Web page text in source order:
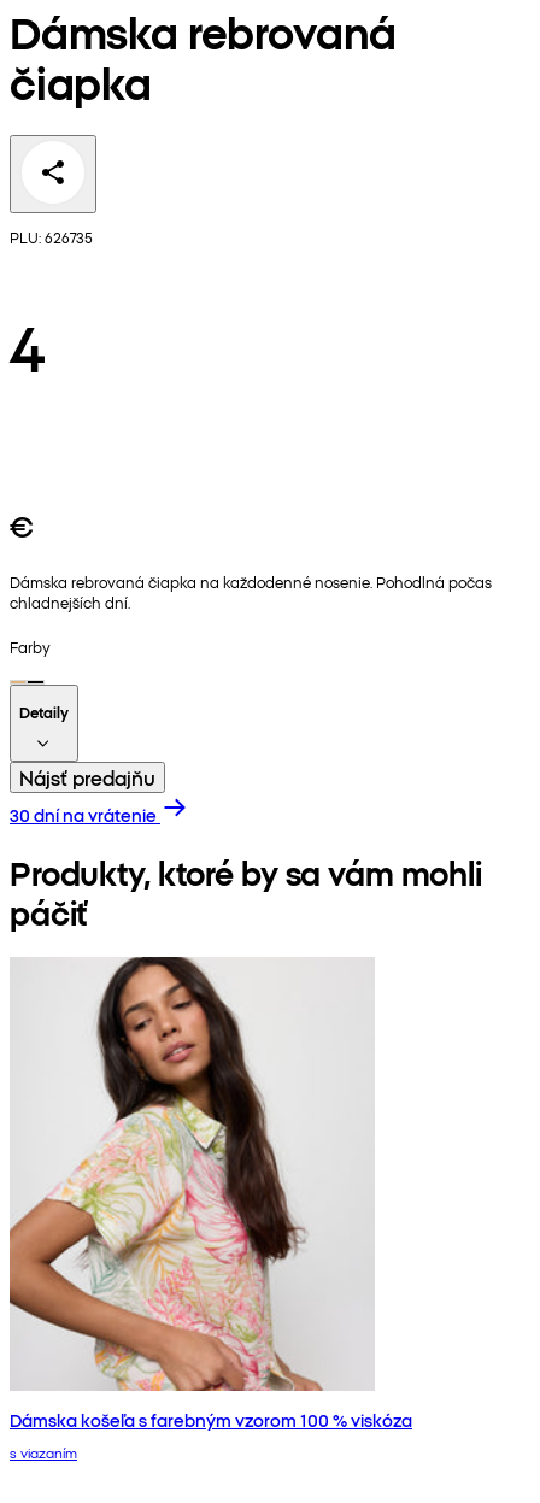
Dámska rebrovaná
čiapka
PLU: 626735
4
€
Dámska rebrovaná čiapka na každodenné nosenie. Pohodlná počas
chladnejších dní.
Farby
Detaily
Nájsť predajňu
30 dní na vrátenie
Produkty, ktoré by sa vám mohli
páčiť
Dámska košeľa s farebným vzorom 100 % viskóza
s viazaním